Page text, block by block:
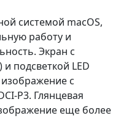
системой macOS,
работу и
Экран с
подсветкой LED
с
P3. Глянцевая
еще более